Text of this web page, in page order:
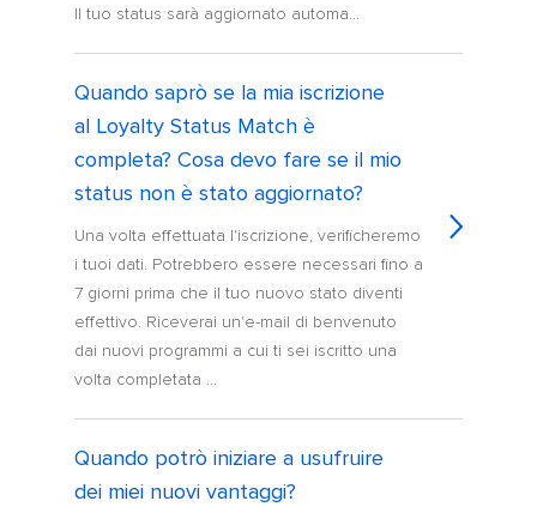
Il tuo status sarà aggiornato automa...
Quando saprò se la mia iscrizione
al Loyalty Status Match è
completa? Cosa devo fare se il mio
status non è stato aggiornato?
Una volta effettuata l'iscrizione, verificheremo
i tuoi dati. Potrebbero essere necessari fino a
7 giorni prima che il tuo nuovo stato diventi
effettivo. Riceverai un'e-mail di benvenuto
dai nuovi programmi a cui ti sei iscritto una
volta completata ...
Quando potrò iniziare a usufruire
dei miei nuovi vantaggi?